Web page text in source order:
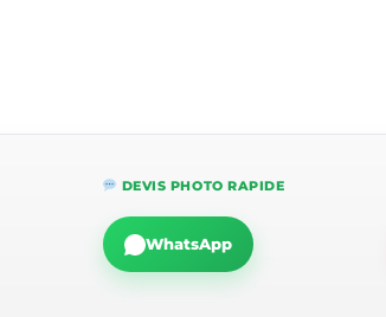
DEVIS PHOTO RAPIDE
WhatsApp